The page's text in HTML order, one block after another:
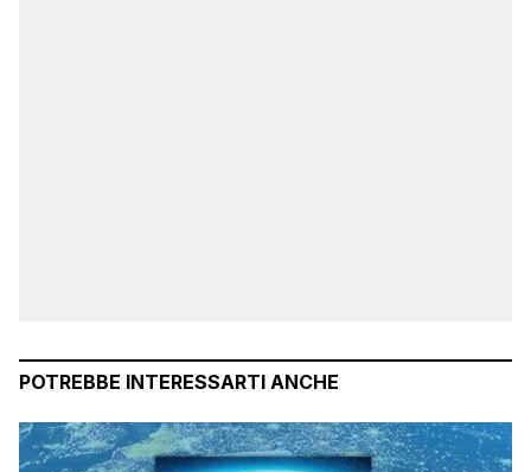
POTREBBE INTERESSARTI ANCHE